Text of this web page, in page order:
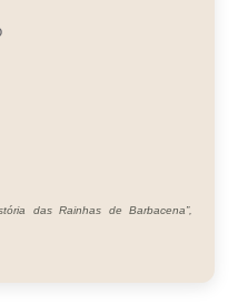
das Rainhas de Barbacena”,